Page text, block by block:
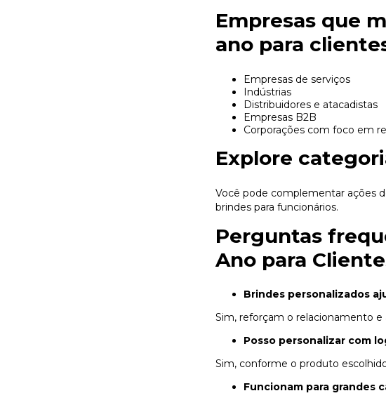
Empresas que
ano para
Empresas de serviços
Indústrias
Distribuidores e atacadistas
Empresas B2B
Corporações com foco em
Explore
Você pode complementar ações
brindes para funcionários.
Perguntas
Ano para
Brindes personalizados
Sim, reforçam o relacionamento e
Posso personalizar com
Sim, conforme o produto
Funcionam para grandes